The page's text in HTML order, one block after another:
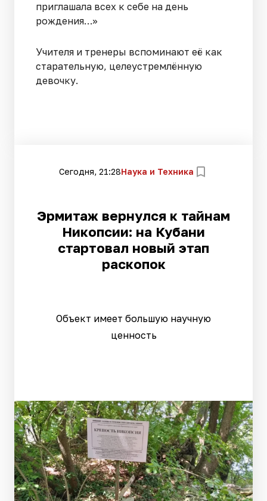
приглашала всех к себе на день
рождения…»
Учителя и тренеры вспоминают её как
старательную, целеустремлённую
девочку.
Сегодня, 21:28Наука и Техника
Эрмитаж вернулся к тайнам
Никопсии: на Кубани
стартовал новый этап
раскопок
Объект имеет большую научную
ценность